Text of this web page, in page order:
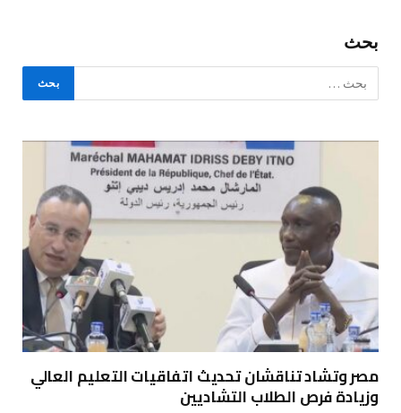
بحث
مصر وتشاد تناقشان تحديث اتفاقيات التعليم العالي
وزيادة فرص الطلاب التشاديين